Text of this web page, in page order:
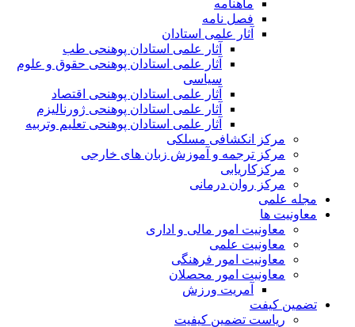
ماهنامه
فصل نامه
آثار علمی استادان
آثار علمی استادان پوهنحی طب
آثار علمی استادان پوهنحی حقوق و علوم
سیاسی
آثار علمی استادان پوهنحی اقتصاد
آثار علمی استادان پوهنحی ژورنالیزم
آثار علمی استادان پوهنحی تعلیم وتربیه
مرکز انکشافی مسلکی
مرکز ترجمه و آموزش زبان های خارجی
مرکزکاریابی
مرکز روان درمانی
مجله علمی
معاونیت ها
معاونیت امور مالی و اداری
معاونیت علمی
معاونیت امور فرهنگی
معاونیت امور محصلان
آمریت ورزش
تضمین کیفت
ریاست تضمین کیفیت